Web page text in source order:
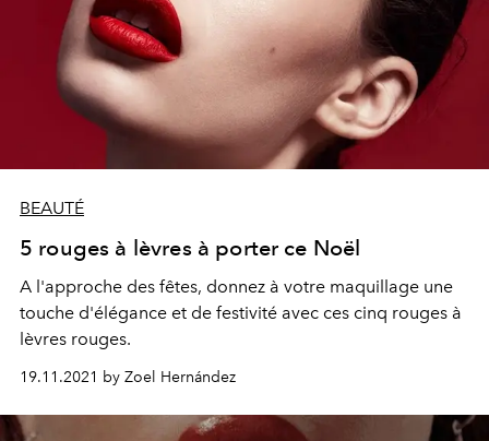
BEAUTÉ
5 rouges à lèvres à porter ce Noël
A l'approche des fêtes, donnez à votre maquillage une
touche d'élégance et de festivité avec ces cinq rouges à
lèvres rouges.
19.11.2021 by Zoel Hernández